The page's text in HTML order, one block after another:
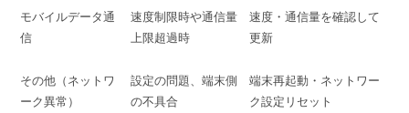
モバイルデータ通
信
速度制限時や通信量
上限超過時
速度・通信量を確認して
更新
その他（ネットワ
ーク異常）
設定の問題、端末側
の不具合
端末再起動・ネットワー
ク設定リセット